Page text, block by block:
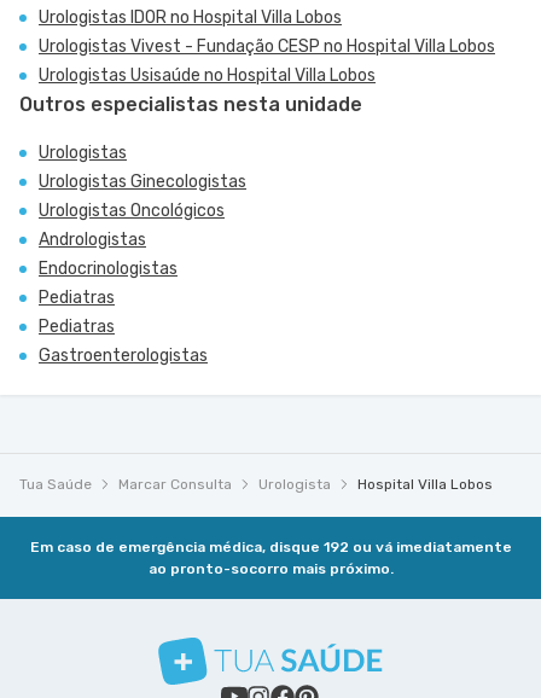
Urologistas IDOR no Hospital Villa Lobos
Urologistas Vivest - Fundação CESP no Hospital Villa Lobos
Urologistas Usisaúde no Hospital Villa Lobos
Outros especialistas nesta unidade
Urologistas
Urologistas Ginecologistas
Urologistas Oncológicos
Andrologistas
Endocrinologistas
Pediatras
Pediatras
Gastroenterologistas
Tua Saúde Marcar Consulta Urologista Hospital Villa Lobos
Em caso de emergência médica, disque 192 ou vá imediatamente
ao pronto-socorro mais próximo.